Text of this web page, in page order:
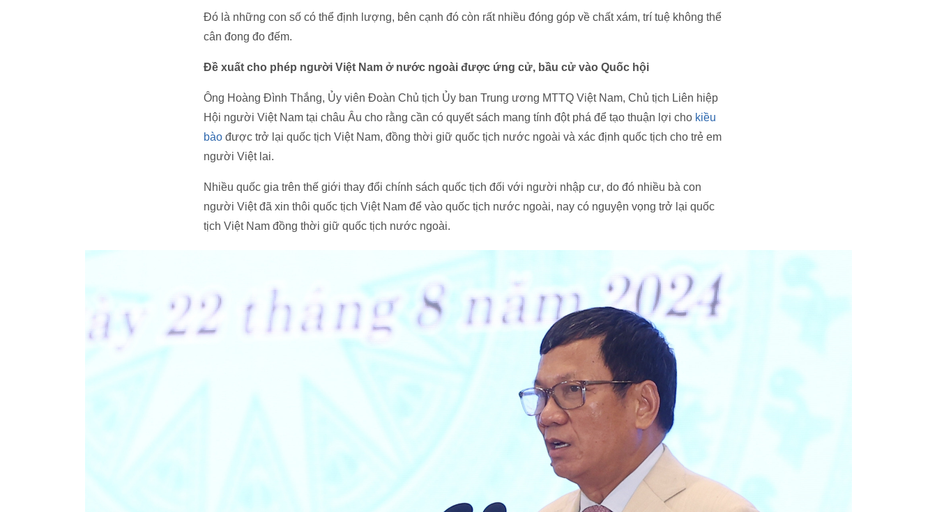
Đó là những con số có thể định lượng, bên cạnh đó còn rất nhiều đóng góp về chất xám, trí tuệ không thể
cân đong đo đếm.
Đề xuất cho phép người Việt Nam ở nước ngoài được ứng cử, bầu cử vào Quốc hội
Ông Hoàng Đình Thắng, Ủy viên Đoàn Chủ tịch Ủy ban Trung ương MTTQ Việt Nam, Chủ tịch Liên hiệp
Hội người Việt Nam tại châu Âu cho rằng cần có quyết sách mang tính đột phá để tạo thuận lợi cho kiều
bào được trở lại quốc tịch Việt Nam, đồng thời giữ quốc tịch nước ngoài và xác định quốc tịch cho trẻ em
người Việt lai.
Nhiều quốc gia trên thế giới thay đổi chính sách quốc tịch đối với người nhập cư, do đó nhiều bà con
người Việt đã xin thôi quốc tịch Việt Nam để vào quốc tịch nước ngoài, nay có nguyện vọng trở lại quốc
tịch Việt Nam đồng thời giữ quốc tịch nước ngoài.